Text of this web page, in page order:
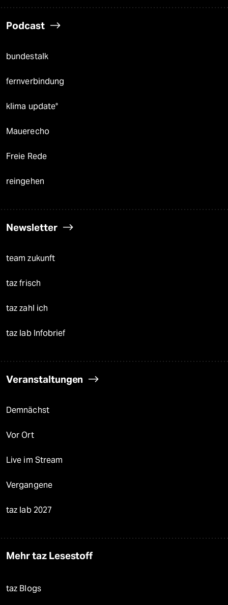
Podcast
bundestalk
fernverbindung
klima update°
Mauerecho
Freie Rede
reingehen
Newsletter
team zukunft
taz frisch
taz zahl ich
taz lab Infobrief
Veranstaltungen
Demnächst
Vor Ort
Live im Stream
Vergangene
taz lab 2027
Mehr taz Lesestoff
taz Blogs